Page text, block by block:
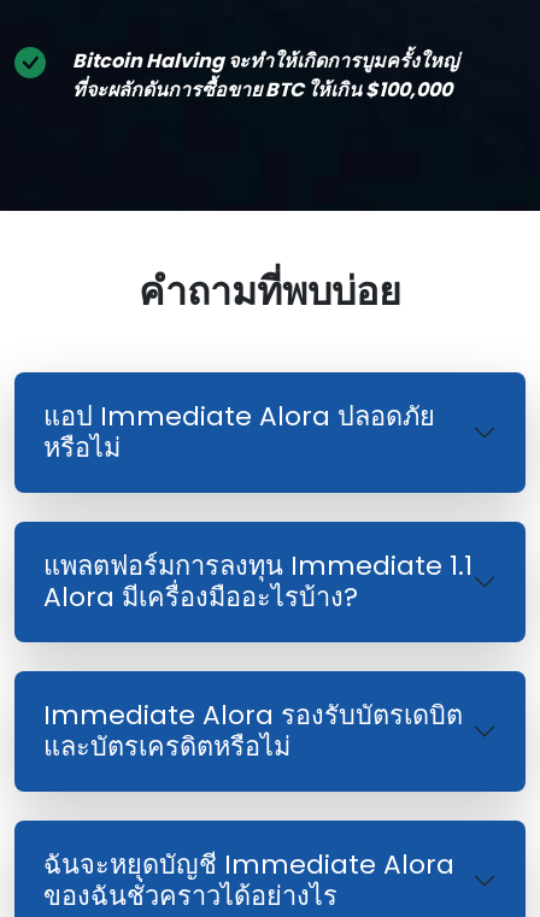
Bitcoin Halving จะทําให้เกิดการบูมครั้งใหญ่
ที่จะผลักดันการซื้อขาย BTC ให้เกิน $100,000
คําถามที่พบบ่อย
แอป Immediate Alora ปลอดภัย
หรือไม่
แพลตฟอร์มการลงทุน Immediate 1.1
Alora มีเครื่องมืออะไรบ้าง?
Immediate Alora รองรับบัตรเดบิต
และบัตรเครดิตหรือไม่
ฉันจะหยุดบัญชี Immediate Alora
ของฉันชั่วคราวได้อย่างไร